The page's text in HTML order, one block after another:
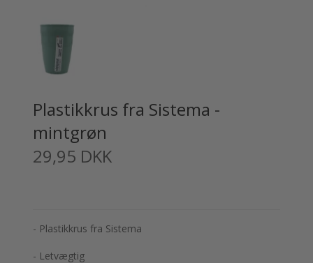
Plastikkrus fra Sistema -
mintgrøn
29,95 DKK
- Plastikkrus fra Sistema
- Letvægtig